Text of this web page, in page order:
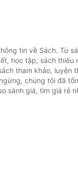
tin về Sách. Từ
học tập, sách thiếu
tham khảo, luyện
chúng tôi đã
sánh giá, tìm giá rẻ